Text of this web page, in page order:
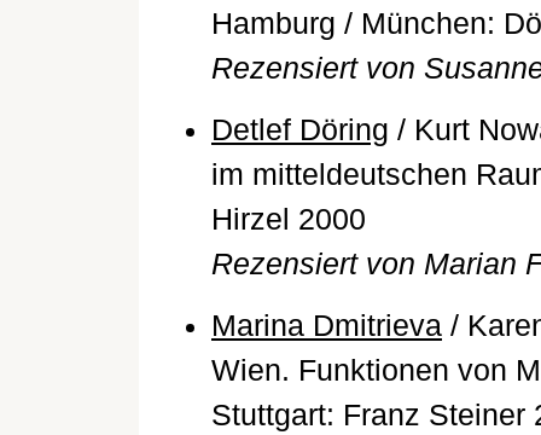
Hamburg / München:
Rezensiert von
Detlef Döring / Kurt
im mitteldeutschen
Hirzel 2000
Rezensiert von Marian
Marina Dmitrieva /
Wien. Funktionen von
Stuttgart: Franz Steiner